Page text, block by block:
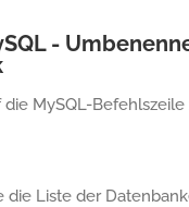
-
MySQL-Befehlszeile
die Liste der